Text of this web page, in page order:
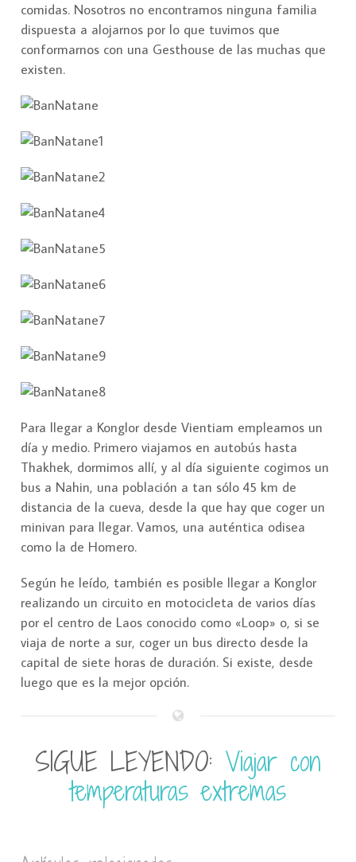
comidas. Nosotros no encontramos ninguna familia
dispuesta a alojarnos por lo que tuvimos que
conformarnos con una Gesthouse de las muchas que
existen.
Para llegar a Konglor desde Vientiam empleamos un
día y medio. Primero viajamos en autobús hasta
Thakhek, dormimos allí, y al día siguiente cogimos un
bus a Nahin, una población a tan sólo 45 km de
distancia de la cueva, desde la que hay que coger un
minivan para llegar. Vamos, una auténtica odisea
como la de Homero.
Según he leído, también es posible llegar a Konglor
realizando un circuito en motocicleta de varios días
por el centro de Laos conocido como «Loop» o, si se
viaja de norte a sur, coger un bus directo desde la
capital de siete horas de duración. Si existe, desde
luego que es la mejor opción.
SIGUE LEYENDO: Viajar con
temperaturas extremas